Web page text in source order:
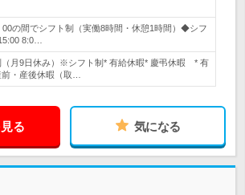
00の間でシフト制（実働8時間・休憩1時間）◆シフ
8:0…
（月9日休み）※シフト制* 有給休暇* 慶弔休暇 * 有
・産後休暇（取…
る 気になる